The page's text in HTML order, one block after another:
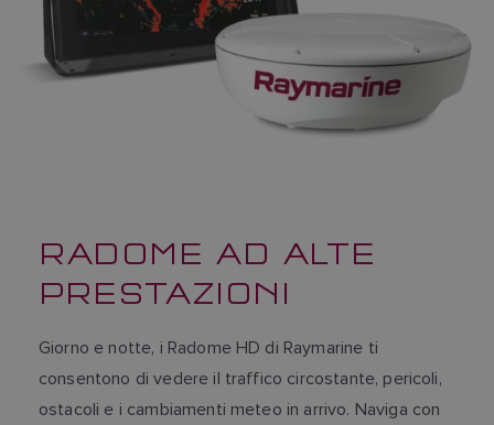
RADOME AD ALTE
PRESTAZIONI
Giorno e notte, i Radome HD di Raymarine ti
consentono di vedere il traffico circostante, pericoli,
ostacoli e i cambiamenti meteo in arrivo. Naviga con